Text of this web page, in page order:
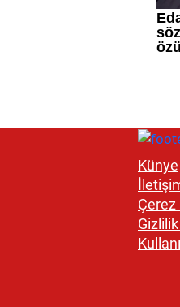
Künye
Çerez